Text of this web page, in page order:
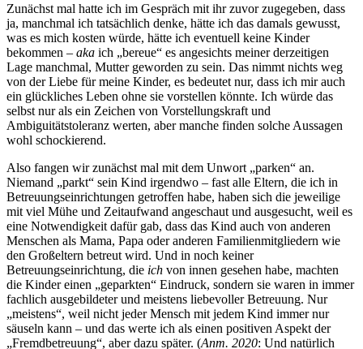
Zunächst mal hatte ich im Gespräch mit ihr zuvor zugegeben, dass
ja, manchmal ich tatsächlich denke, hätte ich das damals gewusst,
was es mich kosten würde, hätte ich eventuell keine Kinder
bekommen – aka ich „bereue“ es angesichts meiner derzeitigen
Lage manchmal, Mutter geworden zu sein. Das nimmt nichts weg
von der Liebe für meine Kinder, es bedeutet nur, dass ich mir auch
ein glückliches Leben ohne sie vorstellen könnte. Ich würde das
selbst nur als ein Zeichen von Vorstellungskraft und
Ambiguitätstoleranz werten, aber manche finden solche Aussagen
wohl schockierend.
Also fangen wir zunächst mal mit dem Unwort „parken“ an.
Niemand „parkt“ sein Kind irgendwo – fast alle Eltern, die ich in
Betreuungseinrichtungen getroffen habe, haben sich die jeweilige
mit viel Mühe und Zeitaufwand angeschaut und ausgesucht, weil es
eine Notwendigkeit dafür gab, dass das Kind auch von anderen
Menschen als Mama, Papa oder anderen Familienmitgliedern wie
den Großeltern betreut wird. Und in noch keiner
Betreuungseinrichtung, die ich von innen gesehen habe, machten
die Kinder einen „geparkten“ Eindruck, sondern sie waren in immer
fachlich ausgebildeter und meistens liebevoller Betreuung. Nur
„meistens“, weil nicht jeder Mensch mit jedem Kind immer nur
säuseln kann – und das werte ich als einen positiven Aspekt der
„Fremdbetreuung“, aber dazu später. (Anm. 2020: Und natürlich